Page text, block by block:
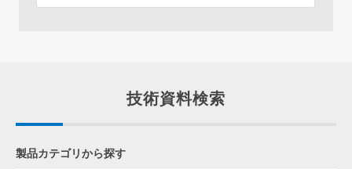
技術資料検索
製品カテゴリから探す